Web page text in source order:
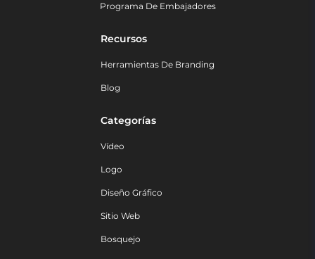
Programa De Embajadores
Recursos
Herramientas De Branding
Blog
Categorías
Vídeo
Logo
Diseño Gráfico
Sitio Web
Bosquejo